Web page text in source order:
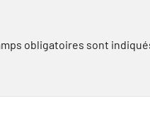
obligatoires sont